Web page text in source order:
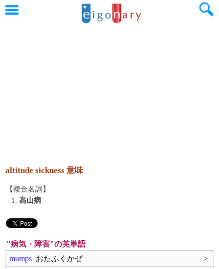
altitude sickness 意味
【複合名詞】
1. 高山病
"病気・障害"の英単語
mumps おたふくかぜ
>